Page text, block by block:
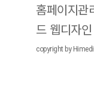
홈페이지관
드 웹디자
copyright by